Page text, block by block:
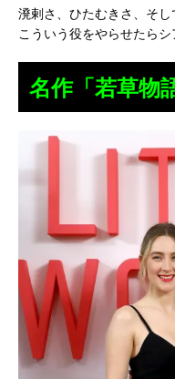
溌剌さ、ひたむきさ、そし
こういう役をやらせたら
名作「若草物